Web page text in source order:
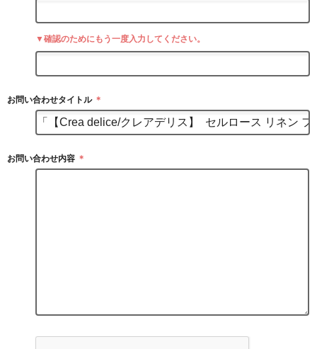
▼確認のためにもう一度入力してください。
お問い合わせタイトル ＊
お問い合わせ内容 ＊